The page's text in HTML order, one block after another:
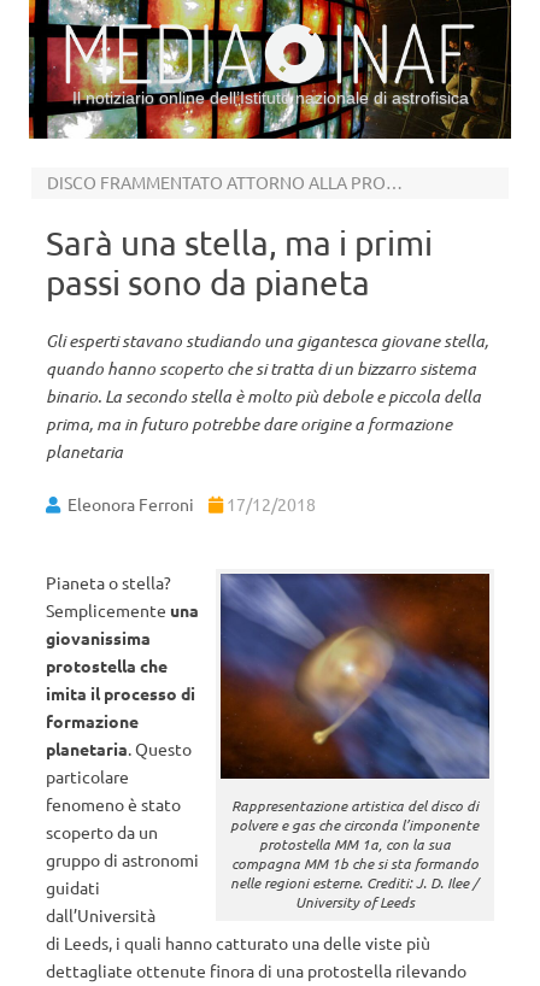
Il notiziario online dell’Istituto nazionale di astrofisica
DISCO FRAMMENTATO ATTORNO ALLA PROTOSTELLA
Sarà una stella, ma i primi
passi sono da pianeta
Gli esperti stavano studiando una gigantesca giovane stella,
quando hanno scoperto che si tratta di un bizzarro sistema
binario. La secondo stella è molto più debole e piccola della
prima, ma in futuro potrebbe dare origine a formazione
planetaria
Eleonora Ferroni 17/12/2018
Rappresentazione artistica del disco di
polvere e gas che circonda l’imponente
protostella MM 1a, con la sua
compagna MM 1b che si sta formando
nelle regioni esterne. Crediti: J. D. Ilee /
University of Leeds
Pianeta o stella?
Semplicemente una
giovanissima
protostella che
imita il processo di
formazione
planetaria. Questo
particolare
fenomeno è stato
scoperto da un
gruppo di astronomi
guidati
dall’Università
di Leeds, i quali hanno catturato una delle viste più
dettagliate ottenute finora di una protostella rilevando